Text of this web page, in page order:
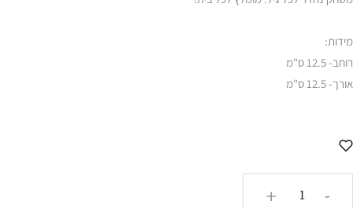
מידות:
רוחב- 12.5 ס"מ
אורך- 12.5 ס"מ
-
+